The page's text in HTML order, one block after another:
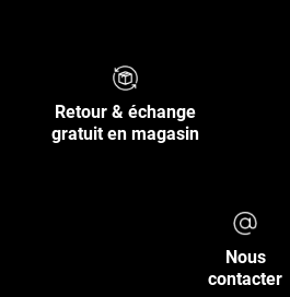
Retour & échange
gratuit en magasin
Nous
contacter